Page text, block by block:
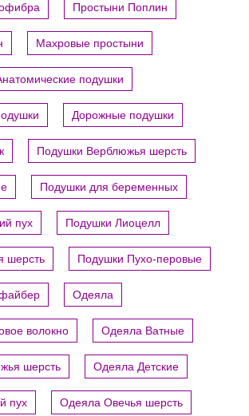
Простыни Поплин
Махровые простыни
подушки
Дорожные подушки
Подушки Верблюжья шерсть
Подушки для беременных
пух Подушки Лиоцелл
шерсть Подушки Пухо-перовые
Одеяла
волокно Одеяла Ватные
шерсть Одеяла Детские
пух Одеяла Овечья шерсть